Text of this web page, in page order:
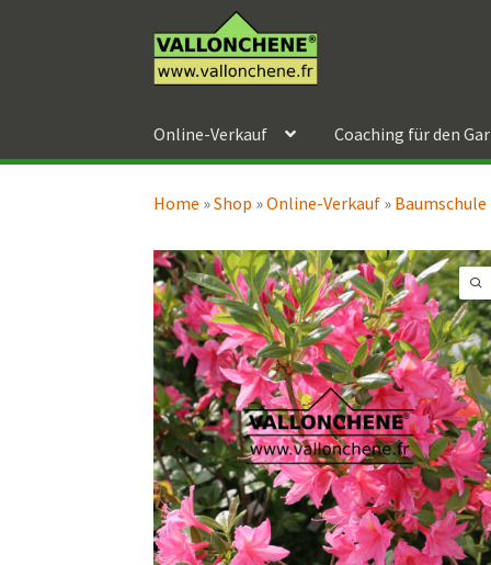
Navigation
springen
Inhalt
springen
Online-Verkauf Coaching für den
Home »Shop »Online-Verkauf » Baumschule